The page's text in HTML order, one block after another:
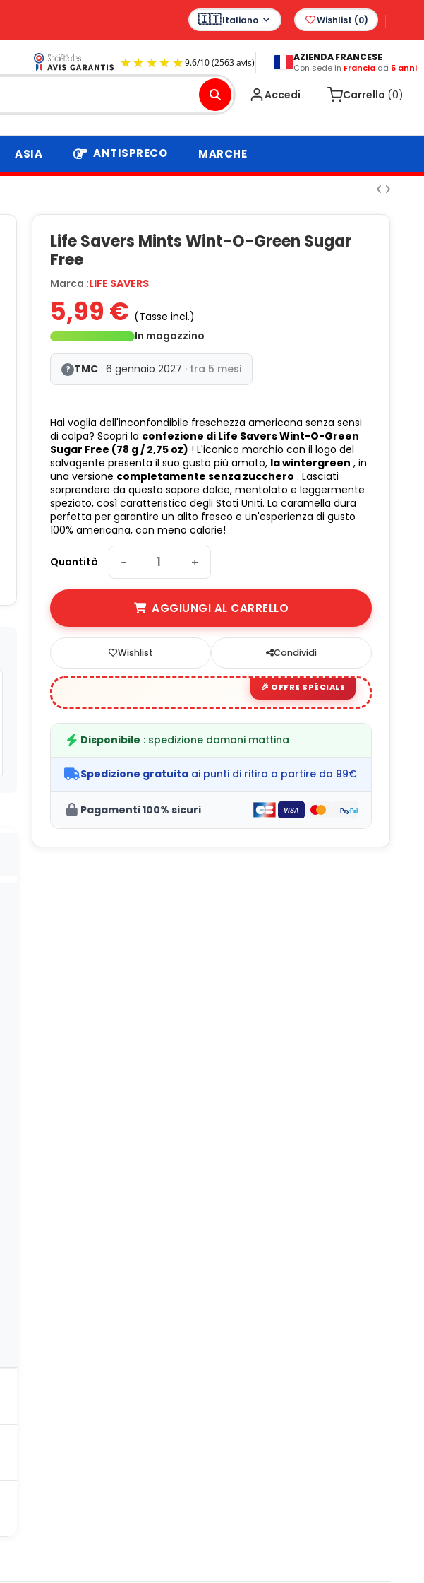
Italiano Wishlist (0)
9.6/10 (2563 avis)
AZIENDA FRANCESE
Con sede in Franciada 5 anni
Accedi Carrello (0)
ASIA ANTISPRECO MARCHE
Life Savers Mints Wint-O-Green Sugar
Free
Marca :LIFE SAVERS
5,99 € (Tasse incl.)
In magazzino
? TMC : 6 gennaio 2027 · tra 5 mesi
Hai voglia dell'inconfondibile freschezza americana senza sensi
di colpa? Scopri la confezione di Life Savers Wint-O-Green
Sugar Free (78 g / 2,75 oz) ! L'iconico marchio con il logo del
salvagente presenta il suo gusto più amato, la wintergreen , in
una versione completamente senza zucchero . Lasciati
sorprendere da questo sapore dolce, mentolato e leggermente
speziato, così caratteristico degli Stati Uniti. La caramella dura
perfetta per garantire un alito fresco e un'esperienza di gusto
100% americana, con meno calorie!
Quantità − +
AGGIUNGI AL CARRELLO
Wishlist Condividi
Disponibile : spedizione domani mattina
Spedizione gratuita ai punti di ritiro a partire da 99€
Pagamenti 100% sicuri